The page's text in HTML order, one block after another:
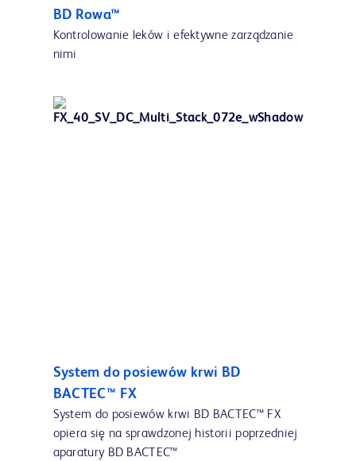
BD Rowa™
Kontrolowanie leków i efektywne zarządzanie
nimi
System do posiewów krwi BD
BACTEC™ FX
System do posiewów krwi BD BACTEC™ FX
opiera się na sprawdzonej historii poprzedniej
aparatury BD BACTEC™